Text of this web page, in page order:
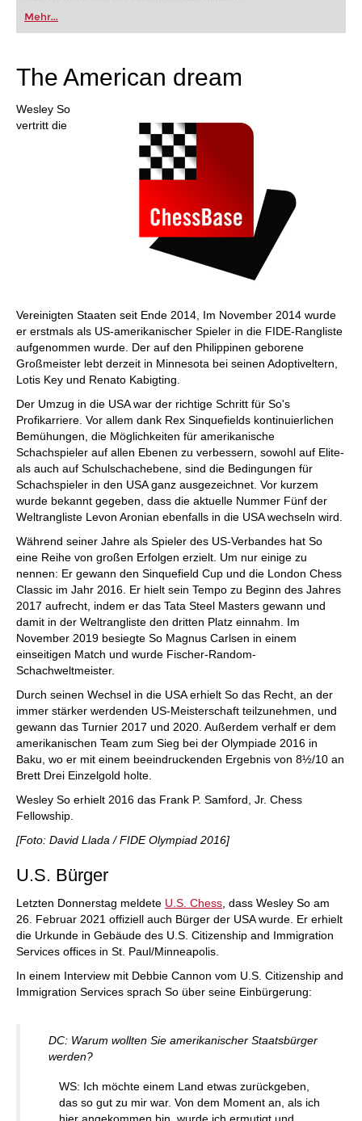
oder bereits auf Turnierniveau spielen: Mit
FRITZ trainieren Sie effizienter, intelligenter und
individueller als je zuvor.
Mehr...
The American dream
Wesley So
vertritt die
Vereinigten Staaten seit Ende 2014, Im November 2014 wurde
er erstmals als US-amerikanischer Spieler in die FIDE-Rangliste
aufgenommen wurde. Der auf den Philippinen geborene
Großmeister lebt derzeit in Minnesota bei seinen Adoptiveltern,
Lotis Key und Renato Kabigting.
Der Umzug in die USA war der richtige Schritt für So's
Profikarriere. Vor allem dank Rex Sinquefields kontinuierlichen
Bemühungen, die Möglichkeiten für amerikanische
Schachspieler auf allen Ebenen zu verbessern, sowohl auf Elite-
als auch auf Schulschachebene, sind die Bedingungen für
Schachspieler in den USA ganz ausgezeichnet. Vor kurzem
wurde bekannt gegeben, dass die aktuelle Nummer Fünf der
Weltrangliste Levon Aronian ebenfalls in die USA wechseln wird.
Während seiner Jahre als Spieler des US-Verbandes hat So
eine Reihe von großen Erfolgen erzielt. Um nur einige zu
nennen: Er gewann den Sinquefield Cup und die London Chess
Classic im Jahr 2016. Er hielt sein Tempo zu Beginn des Jahres
2017 aufrecht, indem er das Tata Steel Masters gewann und
damit in der Weltrangliste den dritten Platz einnahm. Im
November 2019 besiegte So Magnus Carlsen in einem
einseitigen Match und wurde Fischer-Random-
Schachweltmeister.
Durch seinen Wechsel in die USA erhielt So das Recht, an der
immer stärker werdenden US-Meisterschaft teilzunehmen, und
gewann das Turnier 2017 und 2020. Außerdem verhalf er dem
amerikanischen Team zum Sieg bei der Olympiade 2016 in
Baku, wo er mit einem beeindruckenden Ergebnis von 8½/10 an
Brett Drei Einzelgold holte.
Wesley So erhielt 2016 das Frank P. Samford, Jr. Chess
Fellowship.
[Foto: David Llada / FIDE Olympiad 2016]
U.S. Bürger
Letzten Donnerstag meldete U.S. Chess , dass Wesley So am
26. Februar 2021 offiziell auch Bürger der USA wurde. Er erhielt
die Urkunde in Gebäude des U.S. Citizenship and Immigration
Services offices in St. Paul/Minneapolis.
In einem Interview mit Debbie Cannon vom U.S. Citizenship and
Immigration Services sprach So über seine Einbürgerung:
DC: Warum wollten Sie amerikanischer Staatsbürger
werden?
WS: Ich möchte einem Land etwas zurückgeben,
das so gut zu mir war. Von dem Moment an, als ich